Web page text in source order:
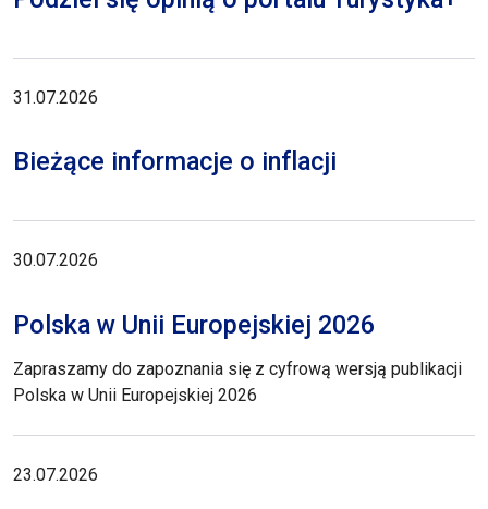
31.07.2026
Bieżące informacje o inflacji
30.07.2026
Polska w Unii Europejskiej 2026
Zapraszamy do zapoznania się z cyfrową wersją publikacji
Polska w Unii Europejskiej 2026
23.07.2026